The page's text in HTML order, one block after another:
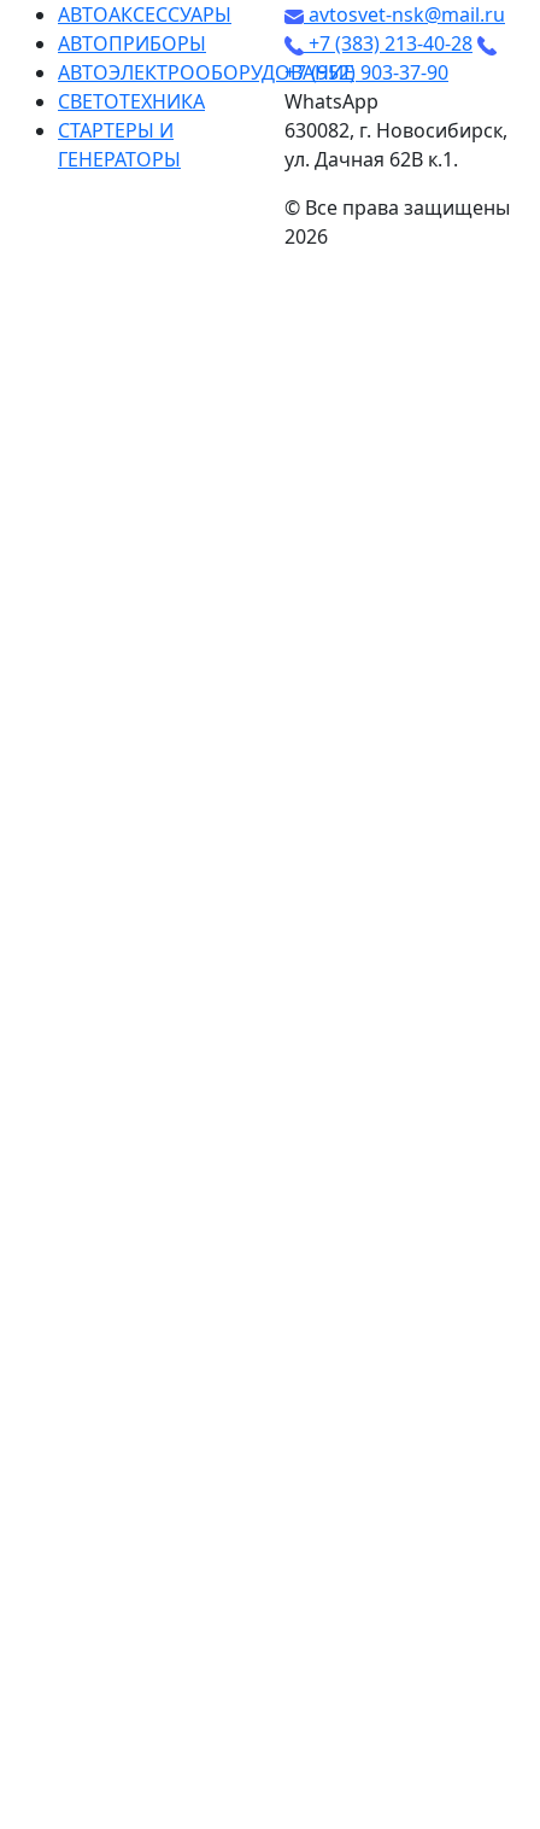
АВТОАКСЕССУАРЫ
АВТОПРИБОРЫ
АВТОЭЛЕКТРООБОРУДОВАНИЕ
СВЕТОТЕХНИКА
СТАРТЕРЫ И
ГЕНЕРАТОРЫ
avtosvet-nsk@mail.ru
+7 (383) 213-40-28
+7 (952) 903-37-90
WhatsApp
630082, г. Новосибирск,
ул. Дачная 62В к.1.
© Все права защищены
2026